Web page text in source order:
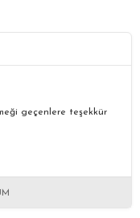
geçenlere teşekkür